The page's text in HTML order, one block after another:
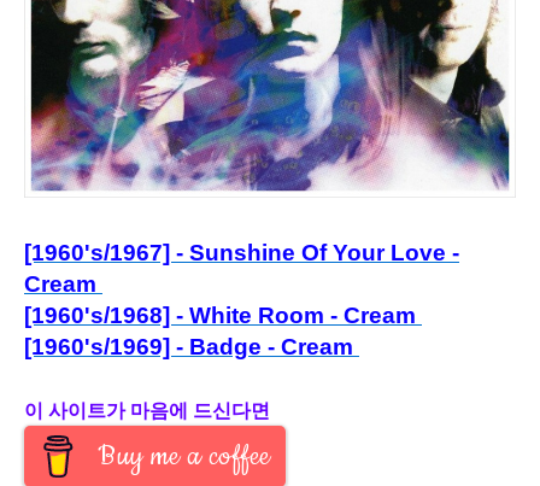
[1960's/1967] - Sunshine Of Your Love -
Cream
[1960's/1968] - White Room - Cream
[1960's/1969] - Badge - Cream
이 사이트가 마음에 드신다면
Buy me a coffee